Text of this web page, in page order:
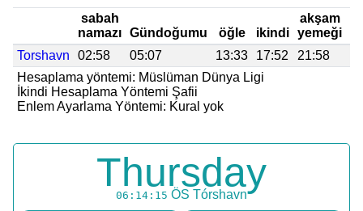
sabah
namazı Gündoğumu öğle ikindi
akşam
yemeği
Torshavn
02:58 05:07 13:33 17:52 21:58
Hesaplama yöntemi: Müslüman Dünya Ligi
İkindi Hesaplama Yöntemi Şafii
Enlem Ayarlama Yöntemi: Kural yok
Thursday
06:14:15 ÖS Tórshavn